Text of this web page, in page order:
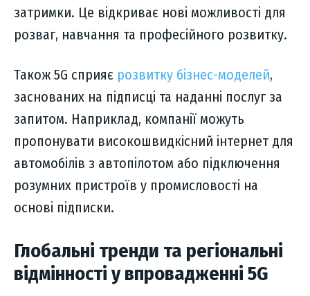
затримки. Це відкриває нові можливості для
розваг, навчання та професійного розвитку.
Також 5G сприяє розвитку бізнес-моделей,
заснованих на підписці та наданні послуг за
запитом. Наприклад, компанії можуть
пропонувати високошвидкісний інтернет для
автомобілів з автопілотом або підключення
розумних пристроїв у промисловості на
основі підписки.
Глобальні тренди та регіональні
відмінності у впровадженні 5G